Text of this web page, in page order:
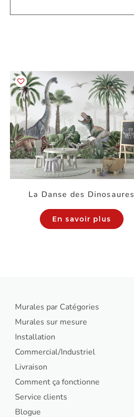
La Danse des Dinosaures
En savoir plus
Murales par Catégories
Murales sur mesure
Installation
Commercial/Industriel
Livraison
Comment ça fonctionne
Service clients
Blogue